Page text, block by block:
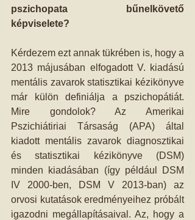
pszichopata bűnelkövető
képviselete?
Kérdezem ezt annak tükrében is, hogy a
2013 májusában elfogadott V. kiadású
mentális zavarok statisztikai kézikönyve
már külön definiálja a pszichopátiát.
Mire gondolok? Az Amerikai
Pszichiátiriai Társaság (APA) által
kiadott mentális zavarok diagnosztikai
és statisztikai kézikönyve (DSM)
minden kiadásában (így például DSM
IV 2000-ben, DSM V 2013-ban) az
orvosi kutatások eredményeihez próbált
igazodni megállapításaival. Az, hogy a